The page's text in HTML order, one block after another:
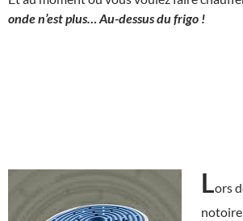
onde n’est plus… Au-dessus du frigo !
Lors